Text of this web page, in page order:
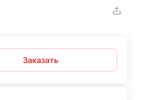
Заказать